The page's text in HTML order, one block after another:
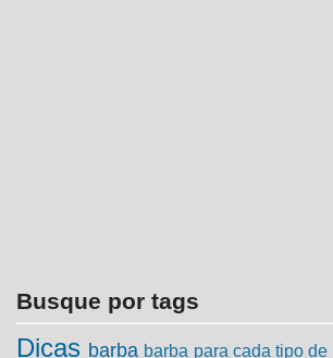
Busque por tags
Dicas barba barba para cada tipo de